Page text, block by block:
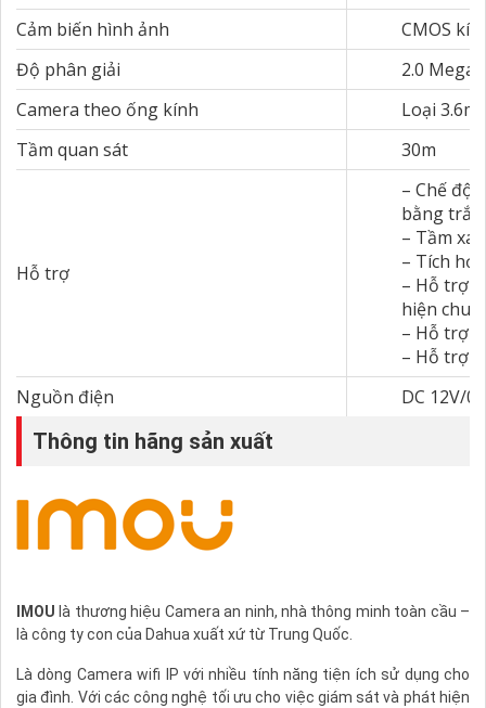
Cảm biến hình ảnh
CMOS
Độ phân giải
2.0
Camera theo ống kính
Loại
Tầm quan sát
30m
Hỗ trợ
– Chế độ
bằng
– Tầm xa
– Tích
– Hỗ trợ
hiện
– Hỗ trợ
– Hỗ trợ
Nguồn điện
DC 12V/
Thông tin hãng sản xuất
IMOU là thương hiệu Camera an ninh, nhà thông minh toàn cầu –
là công ty con của Dahua xuất xứ từ Trung Quốc.
Là dòng Camera wifi IP với nhiều tính năng tiện ích sử dụng cho
gia đình. Với các công nghệ tối ưu cho việc giám sát và phát hiện